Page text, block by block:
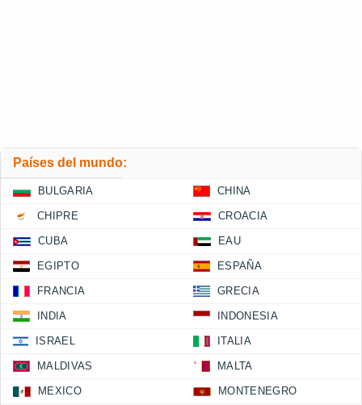
Países del mundo:
BULGARIA CHINA
CHIPRE CROACIA
CUBA EAU
EGIPTO ESPAÑA
FRANCIA GRECIA
INDIA INDONESIA
ISRAEL ITALIA
MALDIVAS MALTA
MEXICO MONTENEGRO